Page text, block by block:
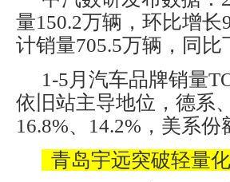
量150.2万辆，环比增长
计销量705.5万辆，同比
1-5月汽车品牌销量
依旧站主导地位，德系
16.8%、14.2%，美系份
青岛宇远突破轻量